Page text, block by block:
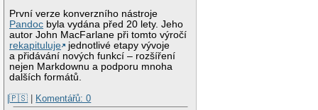
První verze konverzního nástroje
Pandoc byla vydána před 20 lety. Jeho
autor John MacFarlane při tomto výročí
rekapituluje
jednotlivé etapy vývoje
a přidávání nových funkcí – rozšíření
nejen Markdownu a podporu mnoha
dalších formátů.
|🇵🇸 | Komentářů: 0